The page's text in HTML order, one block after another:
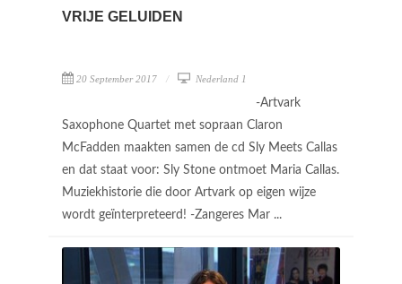
VRIJE GELUIDEN
20 September 2017 Nederland 1
-Artvark
Saxophone Quartet met sopraan Claron
McFadden maakten samen de cd Sly Meets Callas
en dat staat voor: Sly Stone ontmoet Maria Callas.
Muziekhistorie die door Artvark op eigen wijze
wordt geïnterpreteerd! -Zangeres Mar ...